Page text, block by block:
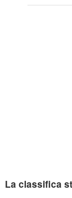
La classifica